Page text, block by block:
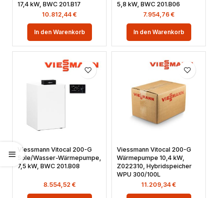
17,4 kW, BWC 201.B17
10.812,44 €
In den Warenkorb
5,8 kW, BWC 201.B06
7.954,76 €
In den Warenkorb
Viessmann Vitocal 200-G
Sole/Wasser-Wärmepumpe,
7,5 kW, BWC 201.B08
8.554,52 €
Viessmann Vitocal 200-G
Wärmepumpe 10,4 kW,
Z022310, Hybridspeicher
WPU 300/100L
11.209,34 €